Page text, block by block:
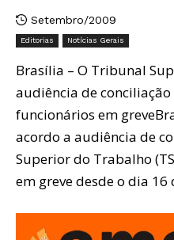
Setembro/2009
Editorias Notícias Gerais
Brasília – O Tribunal
audiência de conciliação
funcionários em
acordo a audiência de
Superior do Trabalho
em greve desde o dia 16